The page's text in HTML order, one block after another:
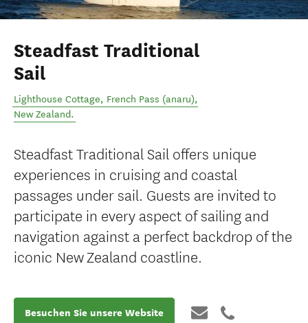
Steadfast Traditional
Sail
Lighthouse Cottage, French Pass (anaru),
New Zealand.
Steadfast Traditional Sail offers unique
experiences in cruising and coastal
passages under sail. Guests are invited to
participate in every aspect of sailing and
navigation against a perfect backdrop of the
iconic New Zealand coastline.
Besuchen Sie unsere Website